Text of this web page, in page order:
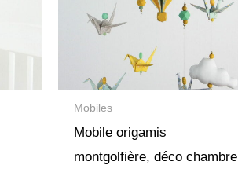
Mobiles
Mobile origamis
montgolfière, déco chambre